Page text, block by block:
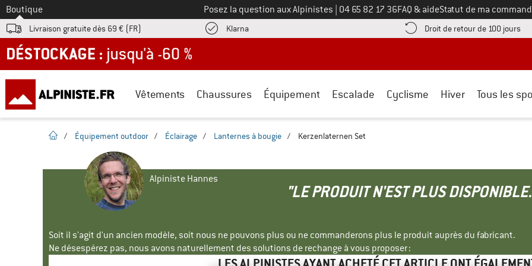
Vers le
Boutique Posez la question aux Alpinistes Appelez-nous au
04 65 82 17 36FAQ & aideStatut de ma
Livraison gratuite dès 69 € (FR) KlarnaTrouve les informations de paiement ici ! Ouvre une boîte d'information
Droit de retour de 100 jours
DÉSTOCKAGE : jusqu'à -60 %
Vêtements Chaussures Équipement Escalade Cyclisme Hiver Tous les
Page d'accueil
/ Équipement outdoor / Éclairage / Lanternes à bougie / Kerzenlaternen Set
Alpiniste Hannes
"LE PRODUIT N'EST PLUS
Soit il s'agit d'un ancien modèle, soit nous ne pouvons plus ou ne commanderons plus le produit auprès du fabricant.
Ne désespérez pas, nous avons naturellement des solutions de rechange à vous proposer :